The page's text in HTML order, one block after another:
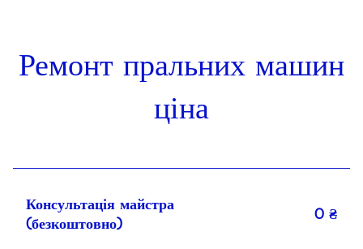
Ремонт пральних машин
ціна
Консультація майстра
(безкоштовно)
0 ₴